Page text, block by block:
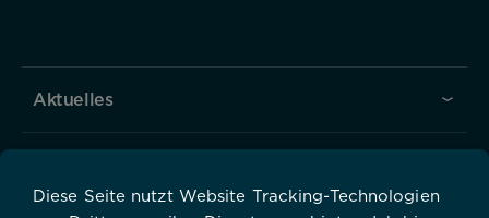
Aktuelles
Diese Seite nutzt Website Tracking-Technologien